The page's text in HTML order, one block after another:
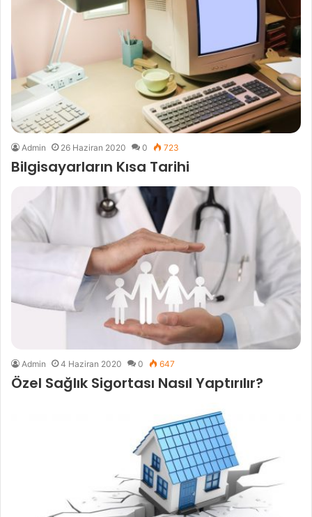
Admin 26 Haziran 2020 0 723
Bilgisayarların Kısa Tarihi
Admin 4 Haziran 2020 0 647
Özel Sağlık Sigortası Nasıl Yaptırılır?